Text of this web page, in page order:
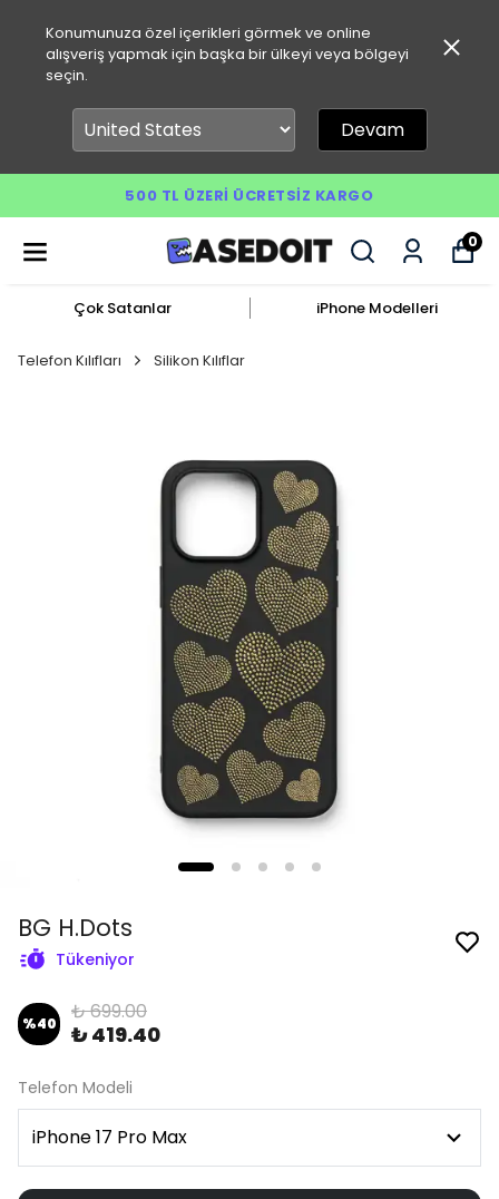
Konumunuza özel içerikleri görmek ve online
alışveriş yapmak için başka bir ülkeyi veya bölgeyi
seçin.
Devam
500 TL ÜZERI ÜCRETSIZ KARGO
0
Çok Satanlar iPhone Modelleri
Telefon Kılıfları Silikon Kılıflar
BG H.Dots
Tükeniyor
%40 ₺ 699.00
₺ 419.40
Telefon Modeli